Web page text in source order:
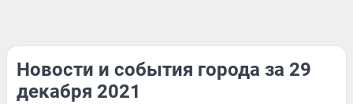
Новости и события города за 29
декабря 2021